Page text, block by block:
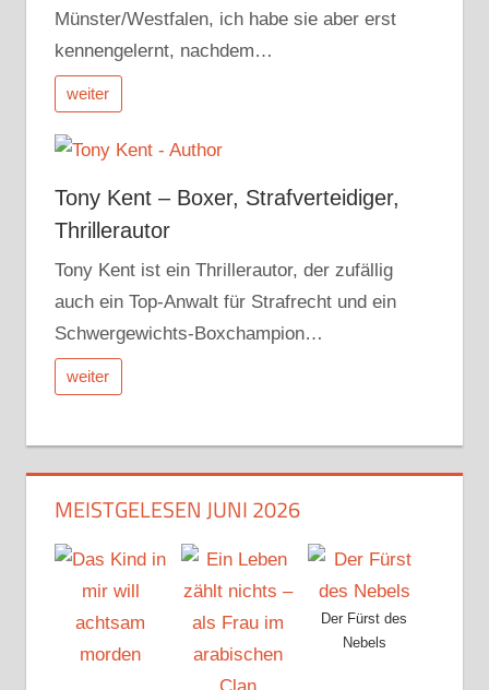
Münster/Westfalen, ich habe sie aber erst
kennengelernt, nachdem…
weiter
Tony Kent – Boxer, Strafverteidiger,
Thrillerautor
Tony Kent ist ein Thrillerautor, der zufällig
auch ein Top-Anwalt für Strafrecht und ein
Schwergewichts-Boxchampion…
weiter
MEISTGELESEN JUNI 2026
Der Fürst des
Nebels